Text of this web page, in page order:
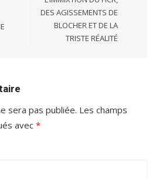
DES AGISSEMENTS DE
BLOCHER ET DE LA
TRISTE RÉALITÉ
sera pas publiée. Les champs
avec *